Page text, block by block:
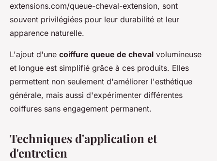
extensions.com/queue-cheval-extension, sont
souvent privilégiées pour leur durabilité et leur
apparence naturelle.
L'ajout d'une coiffure queue de cheval volumineuse
et longue est simplifié grâce à ces produits. Elles
permettent non seulement d'améliorer l'esthétique
générale, mais aussi d'expérimenter différentes
coiffures sans engagement permanent.
Techniques d'application et
d'entretien